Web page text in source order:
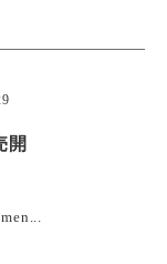
開